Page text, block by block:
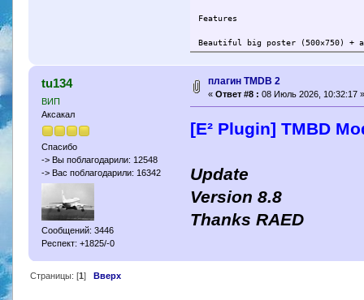
Features
Beautiful big poster (500×750) +
Full cast list with character
Director / creators, genres,
Poster caching (/tmp or HDD) –
Clear cache option + cache info
How to use
(get it in 10 seconds here:
Start the plugin from menu
Buttons
BLUE – Auto search current EPG
tu134
ВИП
Аксакал
Спасибо
-> Вы поблагодарили: 12548
-> Вас поблагодарили: 16342
Сообщений: 3446
Респект: +1825/-0
плагин TMDB 2
« Ответ #8 : 08 Июль 2026, 10:32:17 »
[E² Plugin] TMBD
Update
Version 8.8
Thanks RAED
Страницы: [1 ] Вверх